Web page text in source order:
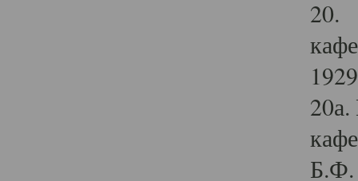
20.
Б.Ф.